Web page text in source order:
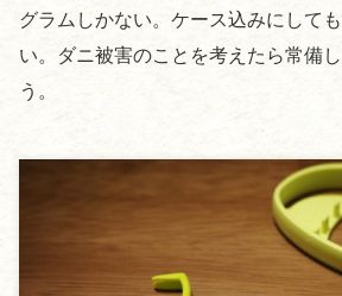
グラムしかない。ケース込みにして
い。ダニ被害のことを考えたら常備
う。